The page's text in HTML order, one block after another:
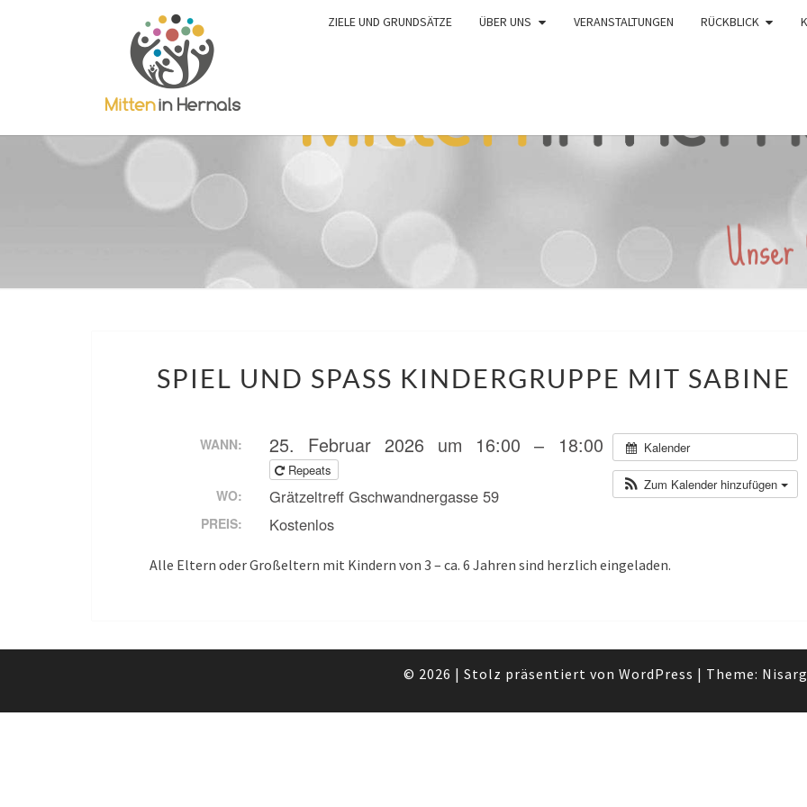
ZIELE UND GRUNDSÄTZE ÜBER UNS VERANSTALTUNGEN RÜCKBLICK
UND
SABINE
SPIEL UND SPASS KINDERGRUPPE MIT SABINE
Kalender
Zum Kalender hinzufügen
WANN: 25. Februar 2026 um 16:00 – 18:00
Repeats
WO: Grätzeltreff Gschwandnergasse 59
PREIS: Kostenlos
Alle Eltern oder Großeltern mit Kindern von 3 – ca. 6 Jahren sind herzlich eingeladen.
© 2026 | Stolz präsentiert von WordPress | Theme: Nisarg